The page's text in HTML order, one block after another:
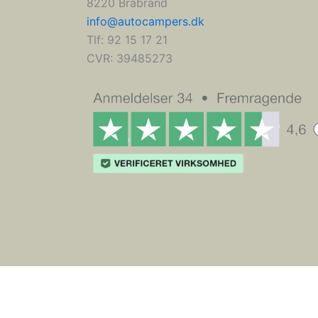
info@autocampers.dk
Tlf: 92 15 17 21
CVR: 39485273